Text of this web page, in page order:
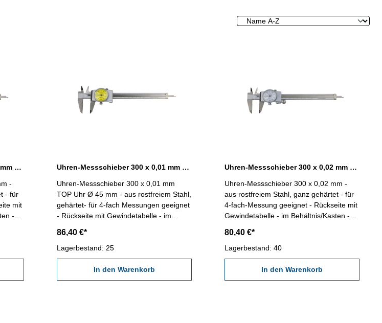
Uhren-Messschieber 300 x 0,01 mm DIN 862
-
- für
mit
-
Uhren-Messschieber 300 x 0,01 mm DIN 862 TOP
Uhren-Messschieber 300 x 0,01 mm
TOP Uhr Ø 45 mm - aus rostfreiem Stahl,
gehärtet- für 4-fach Messungen geeignet
- Rückseite mit Gewindetabelle - im
Messbereich 0 - 300 mm
86,40 €*
Lagerbestand: 25
In den Warenkorb
Uhren-Messschieber 300 x 0,02 mm DIN 862
Uhren-Messschieber 300 x 0,02 mm -
aus rostfreiem Stahl, ganz gehärtet - für
4-fach-Messung geeignet - Rückseite mit
Gewindetabelle - im Behältnis/Kasten -
Messbereich 0 - 300 mm
80,40 €*
Lagerbestand: 40
In den Warenkorb